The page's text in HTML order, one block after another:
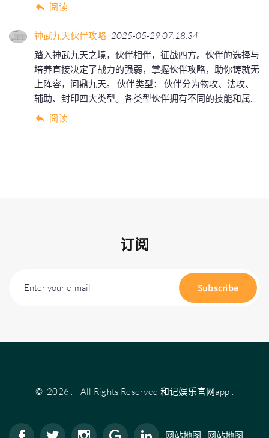
阅读
神武九天伙伴攻略 2025-05-29 07:18:34
踏入神武九天之境，伙伴相伴，征战四方。伙伴的选择与
培养直接决定了战力的强弱，掌握伙伴攻略，助你铸就无
上阵容，问鼎九天。 伙伴类型： 伙伴分为物攻、法攻、
辅助、封印四大类型。各类型伙伴拥有不同的技能和属...
阅读
订阅
Enter your e-mail Subscribe
© 2026 .- All Rights Reserved 和记娱乐官网app .
网站地图 网站地图